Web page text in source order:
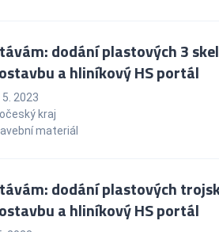
dodání plastových 3
a hliníkový HS portál
5. 2023
kraj
materiál
dodání plastových
a hliníkový HS portál